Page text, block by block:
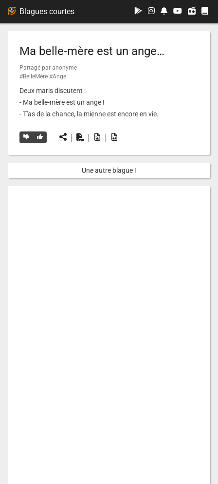
Ma belle-mère est un ange…
Partagé par anonyme
#BelleMère #Ange
Deux maris discutent :
- Ma belle-mère est un ange !
- T'as de la chance, la mienne est encore en vie.
| | |
Une autre blague !
Blagues courtes